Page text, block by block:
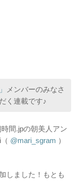
メンバーのみなさ
く連載です♪
間.jpの朝美人アン
@mari_sgram ）
しました！もとも